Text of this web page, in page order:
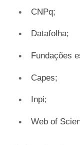
CNPq;
Datafolha;
Fundações
Capes;
Inpi;
Web of